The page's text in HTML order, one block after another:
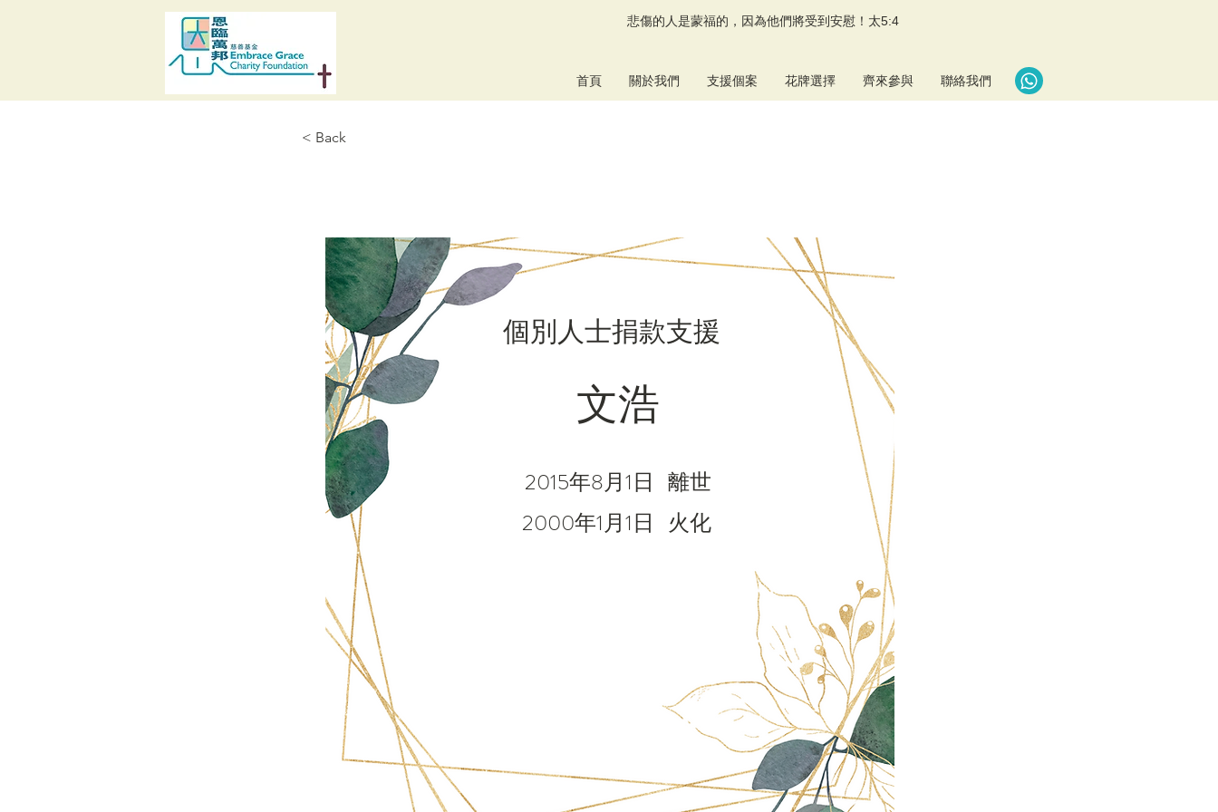
悲傷的人是蒙福的，因為他們將受到安慰！太5:4
首頁 關於我們 支援個案 花牌選擇 齊來參與 聯絡我們
< Back
文浩
個別人士捐款支援
2015年8月1日
2000年1月1日
離世
火化